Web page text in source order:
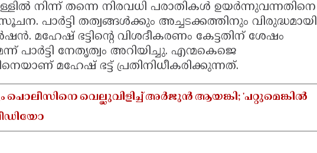
നിന്ന് തന്നെ നിരവധി പരാതികൾ ഉയർന്നുവന്നതിനെ
പാർട്ടി തത്വങ്ങൾക്കും അച്ചടക്കത്തിനും വിരുദ്ധമായി
മഹേഷ് ഭട്ടിൻ്റെ വിശദീകരണം കേട്ടതിന് ശേഷം
പാർട്ടി നേതൃത്വം അറിയിച്ചു. എന്മകെജെ
മഹേഷ് ഭട്ട് പ്രതിനിധീകരിക്കുന്നത്.
പൊലീസിനെ വെല്ലുവിളിച്ച് അർജുൻ ആയങ്കി; 'പറ്റുമെങ്കിൽ